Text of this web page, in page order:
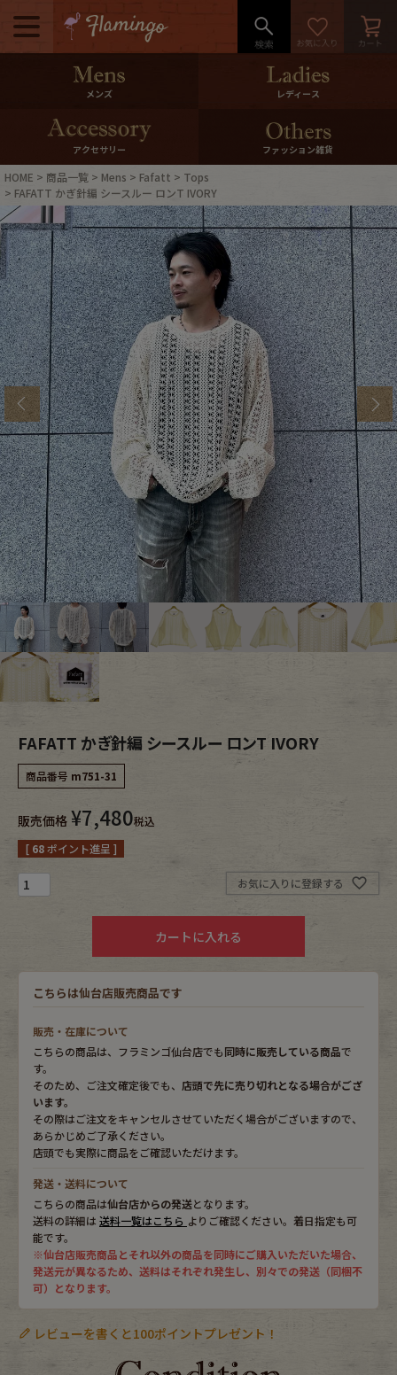
メニュー
500pt＆10％Offクーポンプレゼン
10％0ffクーポンプレゼント
ログイン・会員登録
お気に入り マイページ
ご利用ガイド International Shipping
店舗紹介 特集一覧
ブランドから探す スタッフコーディネート
年代から探す 古着卸DOCK
メンズ商品カテゴリーから探す
Tops Outer
Bottoms Fafatt
レディース商品カテゴリーから探す
Tops Bottoms
Outer
小物・アクセサリーから探す
Cap
Bag
Accessory
Belt antique goods
Keyring vintage bicycle
メンズ レディース
アクセサリー ファッション雑貨
HOME 商品一覧 Mens Fafatt
Tops
FAFATT かぎ針編 シースルー ロンT IVORY
FAFATT かぎ針編 シースルー ロンT IVORY
商品番号 m751-31
販売価格 ¥7,480税込
[ 68ポイント進呈 ]
お気に入りに登録する
カートに入れる
こちらは仙台店販売商品です
販売・在庫について
こちらの商品は、フラミンゴ仙台店でも同時に販売している商品で
す。
そのため、ご注文確定後でも、 店頭で先に売り切れとなる場合がござ
います。
その際はご注文をキャンセルさせていただく場合がございますので、
あらかじめご了承ください。
店頭でも実際に商品をご確認いただけます。
発送・送料について
こちらの商品は仙台店からの発送となります。
送料の詳細は 送料一覧はこちら よりご確認ください。着日指定も可
能です。
※仙台店販売商品とそれ以外の商品を同時にご購入いただいた場合、
発送元が異なるため、送料はそれぞれ発生し、別々での発送（同梱不
可）となります。
レビューを書くと100ポイントプレゼント！